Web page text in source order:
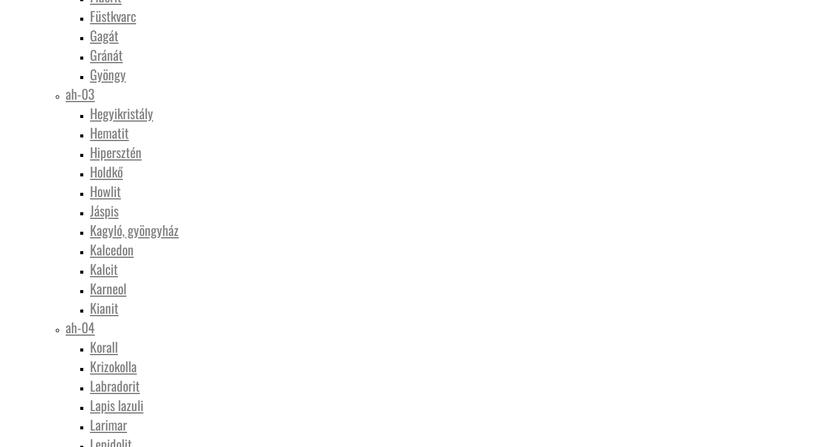
Füstkvarc
Gagát
Gránát
Gyöngy
ah-03
Hegyikristály
Hematit
Hipersztén
Holdkő
Howlit
Jáspis
Kagyló, gyöngyház
Kalcedon
Kalcit
Karneol
Kianit
ah-04
Korall
Krizokolla
Labradorit
Lapis lazuli
Larimar